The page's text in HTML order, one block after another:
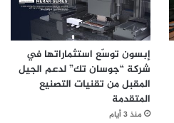
إبسون توسّع استثماراتها في
شركة “جوسان تك” لدعم الجيل
المقبل من تقنيات التصنيع
المتقدمة
منذ 3 أيام